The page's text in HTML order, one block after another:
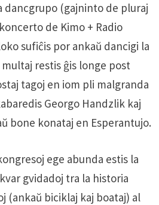
dancgrupo (gajninto de pluraj
de Kimo + Radio
sufiĉis por ankaŭ dancigi la
restis ĝis longe post
tagoj en iom pli malgranda
Georgo Handzlik kaj
bone konataj en Esperantujo.
ege abunda estis la
gvidadoj tra la historia
(ankaŭ biciklaj kaj boataj) al